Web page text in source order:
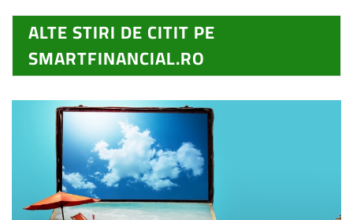
ALTE STIRI DE CITIT PE
SMARTFINANCIAL.RO